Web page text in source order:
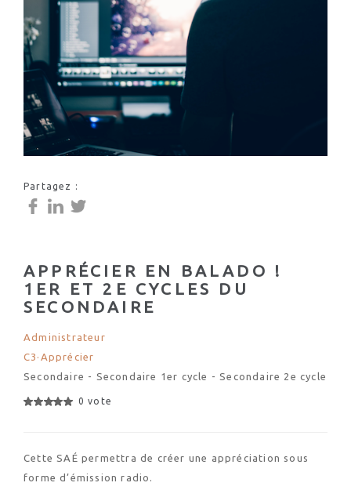
Partagez :
APPRÉCIER EN BALADO !
1ER ET 2E CYCLES DU
SECONDAIRE
Administrateur
C3·Apprécier
Secondaire - Secondaire 1er cycle - Secondaire 2e cycle
0 vote
Cette SAÉ permettra de créer une appréciation sous
forme d’émission radio.